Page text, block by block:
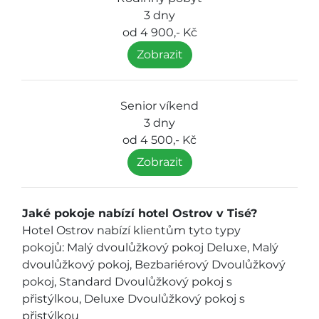
3 dny
od 4 900,- Kč
Zobrazit
Senior víkend
3 dny
od 4 500,- Kč
Zobrazit
Jaké pokoje nabízí hotel Ostrov v Tisé?
Hotel Ostrov nabízí klientům tyto typy
pokojů: Malý dvoulůžkový pokoj Deluxe, Malý
dvoulůžkový pokoj, Bezbariérový Dvoulůžkový
pokoj, Standard Dvoulůžkový pokoj s
přistýlkou, Deluxe Dvoulůžkový pokoj s
přistýlkou